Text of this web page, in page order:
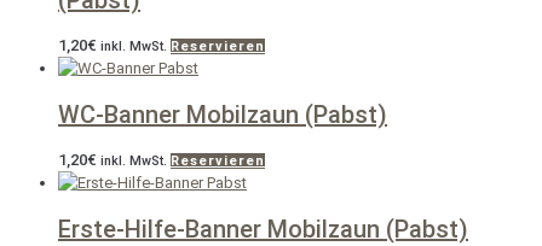
1,20€ inkl. MwSt. Reservieren
WC-Banner Mobilzaun (Pabst)
1,20€ inkl. MwSt. Reservieren
Erste-Hilfe-Banner Mobilzaun (Pabst)